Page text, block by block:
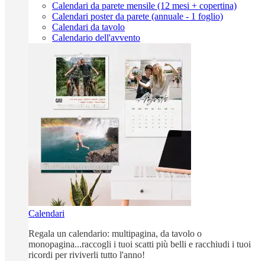
Calendari da parete mensile (12 mesi + copertina)
Calendari poster da parete (annuale - 1 foglio)
Calendari da tavolo
Calendario dell'avvento
Calendari
Regala un calendario: multipagina, da tavolo o
monopagina...raccogli i tuoi scatti più belli e racchiudi i tuoi
ricordi per riviverli tutto l'anno!